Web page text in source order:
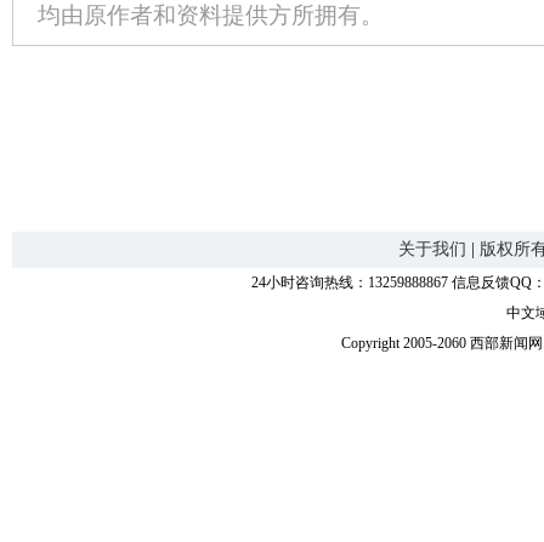
均由原作者和资料提供方所拥有。
关于我们 版权所
24小时咨询热线：13259888867 信息反馈QQ
中文
Copyright 2005-2060 西部新闻